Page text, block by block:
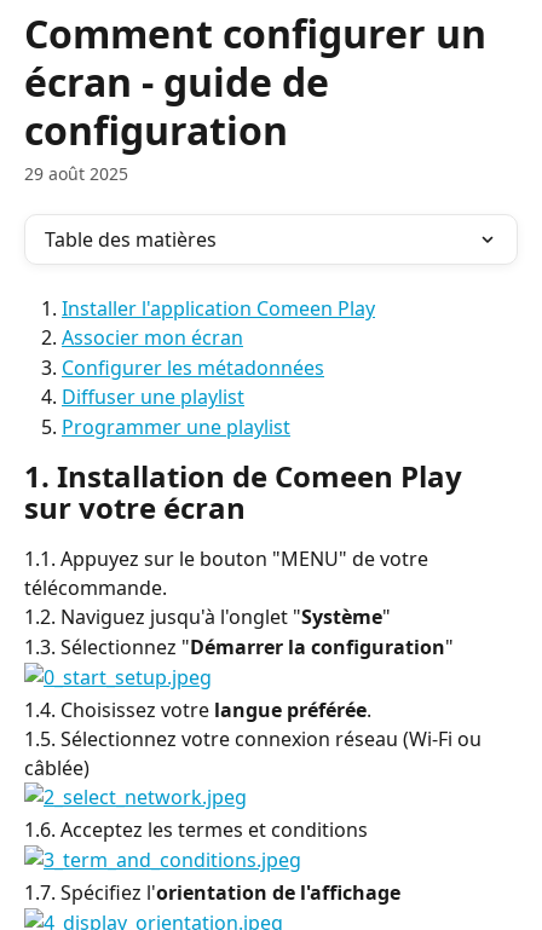
Comment configurer un
écran - guide de
configuration
29 août 2025
Table des matières
Installer l'application Comeen Play
Associer mon écran
Configurer les métadonnées
Diffuser une playlist
Programmer une playlist
1. Installation de Comeen Play
sur votre écran
1.1. Appuyez sur le bouton "MENU" de votre
télécommande.
1.2. Naviguez jusqu'à l'onglet "Système"
1.3. Sélectionnez "Démarrer la configuration"
1.4. Choisissez votre langue préférée.
1.5. Sélectionnez votre connexion réseau (Wi-Fi ou
câblée)
1.6. Acceptez les termes et conditions
1.7. Spécifiez l'orientation de l'affichage